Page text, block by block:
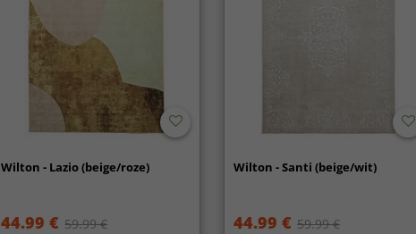
Wilton - Lazio (beige/roze)
44.99 € 59.99 €
Wilton - Santi (beige/wit)
44.99 € 59.99 €